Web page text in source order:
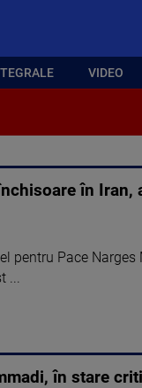
VIDEO
în
pentru Pace
...
în stare